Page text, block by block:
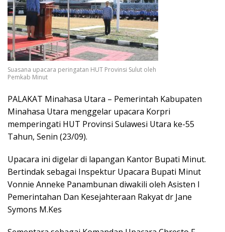
Suasana upacara peringatan HUT Provinsi Sulut oleh
Pemkab Minut
PALAKAT Minahasa Utara – Pemerintah Kabupaten
Minahasa Utara menggelar upacara Korpri
memperingati HUT Provinsi Sulawesi Utara ke-55
Tahun, Senin (23/09).
Upacara ini digelar di lapangan Kantor Bupati Minut.
Bertindak sebagai Inspektur Upacara Bupati Minut
Vonnie Anneke Panambunan diwakili oleh Asisten l
Pemerintahan Dan Kesejahteraan Rakyat dr Jane
Symons M.Kes